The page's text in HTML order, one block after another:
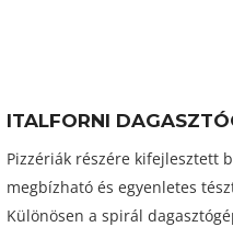
ITALFORNI
Pizzériák részére kifejlesztett
megbízható és egyenletes
Különösen a spirál